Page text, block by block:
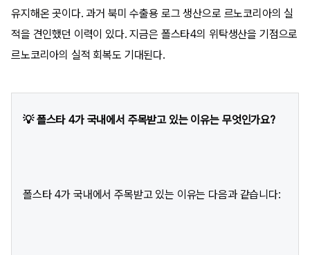
유지해온 곳이다. 과거 북미 수출용 로그 생산으로 르노코리아의 실
적을 견인했던 이력이 있다. 지금은 폴스타4의 위탁생산을 기점으로
르노코리아의 실적 회복도 기대된다.
💡 폴스타 4가 국내에서 주목받고 있는 이유는 무엇인가요?
폴스타 4가 국내에서 주목받고 있는 이유는 다음과 같습니다: